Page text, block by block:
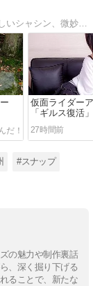
風景ほかと時々ポートレートの写真ブログ美しいシャシン、微妙なシャシンの写真ブログです。
仮面ライダー
「ギルス復活」
27時間前
#スナップ
の魅力や制作裏話
、深く掘り下げる
ることで、新たな